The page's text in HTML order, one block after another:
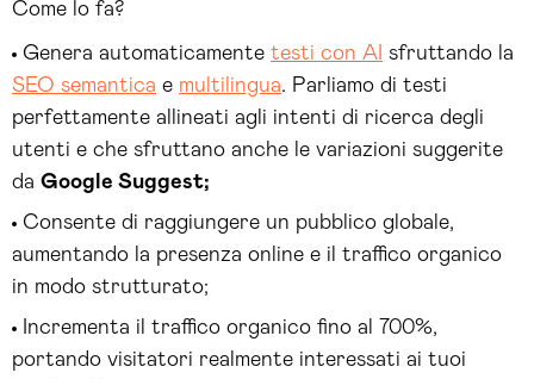
Come lo fa?
Genera automaticamente testi con AI sfruttando la
SEO semantica e multilingua. Parliamo di testi
perfettamente allineati agli intenti di ricerca degli
utenti e che sfruttano anche le variazioni suggerite
da Google Suggest;
Consente di raggiungere un pubblico globale,
aumentando la presenza online e il traffico organico
in modo strutturato;
Incrementa il traffico organico fino al 700%,
portando visitatori realmente interessati ai tuoi